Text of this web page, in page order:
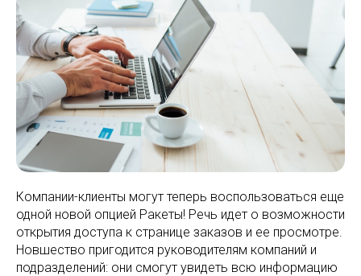
Компании-клиенты могут теперь воспользоваться еще
одной новой опцией Ракеты! Речь идет о возможности
открытия доступа к странице заказов и ее просмотре.
Новшество пригодится руководителям компаний и
подразделений: они смогут увидеть всю информацию